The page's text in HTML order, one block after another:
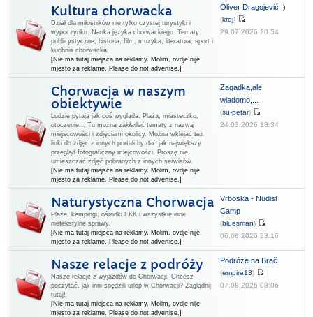
Kultura chorwacka
Dział dla miłośników nie tylko czystej turystyki i
wypoczynku. Nauka języka chorwackiego. Tematy
publicystyczne, historia, film, muzyka, literatura, sport i
kuchnia chorwacka.
[Nie ma tutaj miejsca na reklamy. Molim, ovdje nije
mjesto za reklame. Please do not advertise.]
Oliver Dragojević :)
(kroj)
29.07.2026 20:54
Chorwacja w naszym
obiektywie
Ludzie pytają jak coś wygląda. Plaża, miasteczko,
otoczenie... Tu można zakładać tematy z nazwą
miejscowości i zdjęciami okolicy. Można wklejać też
linki do zdjęć z innych portali by dać jak największy
przegląd fotograficzny miejcowości. Proszę nie
umieszczać zdjęć pobranych z innych serwisów.
[Nie ma tutaj miejsca na reklamy. Molim, ovdje nije
mjesto za reklame. Please do not advertise.]
Zagadka,ale
wiadomo,...
(su-petar)
24.03.2026 18:34
Naturystyczna Chorwacja
Plaże, kempingi, ośrodki FKK i wszystkie inne
nietekstylne sprawy.
[Nie ma tutaj miejsca na reklamy. Molim, ovdje nije
mjesto za reklame. Please do not advertise.]
Vrboska - Nudist
Camp
(bluesman)
06.08.2026 23:16
Nasze relacje z podróży
Nasze relacje z wyjazdów do Chorwacji. Chcesz
poczytać, jak inni spędzili urlop w Chorwacji? Zaglądnij
tutaj!
[Nie ma tutaj miejsca na reklamy. Molim, ovdje nije
mjesto za reklame. Please do not advertise.]
Podróże na Brač
(empire13)
07.08.2026 08:06